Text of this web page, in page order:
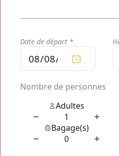
Paypal ou Payplug en carte
votre demande de transport
Réserver un transport VTC
ont étés simplifiées et votre
Bourget a été adapté aux
bon vous
transport privé VTC
attendre et vous récupérer à la
un panneau comportant votre
chauffeur vous permet ainsi de
un clin d'oeil et ainsi, de
vous assurez alors de ne pas